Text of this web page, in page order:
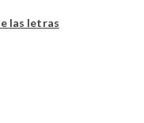
las letras